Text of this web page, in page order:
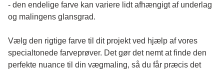
- den endelige farve kan variere lidt afhængigt af underlag
og malingens glansgrad.
Vælg den rigtige farve til dit projekt ved hjælp af vores
specialtonede farveprøver. Det gør det nemt at finde den
perfekte nuance til din vægmaling, så du får præcis det